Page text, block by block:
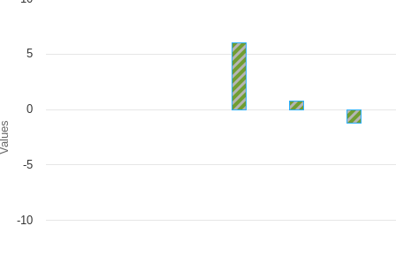
chart with 2 data series.
-10
-5
0
5